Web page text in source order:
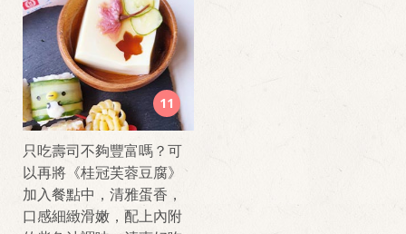
11
只吃壽司不夠豐富嗎？可
以再將《桂冠芙蓉豆腐》
加入餐點中，清雅蛋香，
口感細緻滑嫩，配上內附